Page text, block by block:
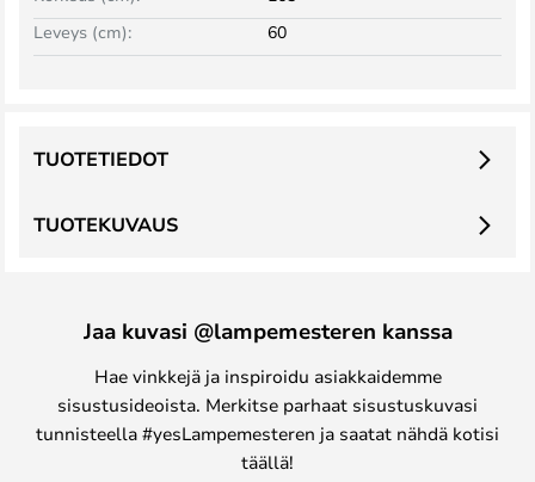
Leveys (cm): 60
TUOTEKUVAUS
TUOTETIEDOT
Jaa kuvasi @lampemesteren kanssa
Hae vinkkejä ja inspiroidu asiakkaidemme
sisustusideoista. Merkitse parhaat sisustuskuvasi
tunnisteella #yesLampemesteren ja saatat nähdä kotisi
täällä!